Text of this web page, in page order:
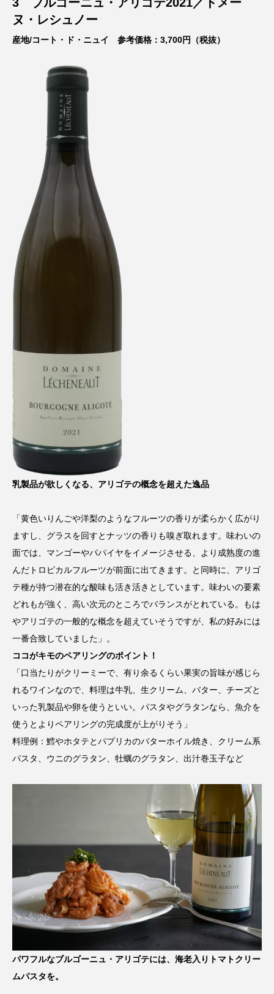
ヌ・レシュノー
産地/コート・ド・ニュイ 参考価格：3,700円（税抜）
乳製品が欲しくなる、アリゴテの概念を超えた逸品
「黄色いりんごや洋梨のようなフルーツの香りが柔らかく広がり
ますし、グラスを回すとナッツの香りも嗅ぎ取れます。味わいの
面では、マンゴーやパパイヤをイメージさせる、より成熟度の進
んだトロピカルフルーツが前面に出てきます。と同時に、アリゴ
テ種が持つ潜在的な酸味も活き活きとしています。味わいの要素
どれもが強く、高い次元のところでバランスがとれている。もは
やアリゴテの一般的な概念を超えていそうですが、私の好みには
一番合致していました」。
ココがキモのペアリングのポイント！
「口当たりがクリーミーで、有り余るくらい果実の旨味が感じら
れるワインなので、料理は牛乳、生クリーム、バター、チーズと
いった乳製品や卵を使うといい。パスタやグラタンなら、魚介を
使うとよりペアリングの完成度が上がりそう」
料理例：鱈やホタテとパプリカのバターホイル焼き、クリーム系
パスタ、ウニのグラタン、牡蠣のグラタン、出汁巻玉子など
パワフルなブルゴーニュ・アリゴテには、海老入りトマトクリー
ムパスタを。